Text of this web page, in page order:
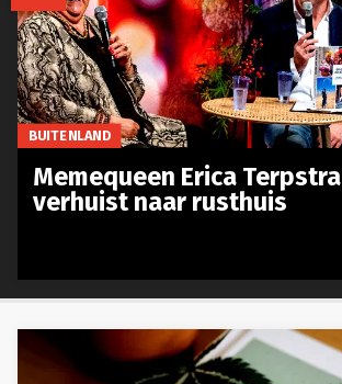
BUITENLAND
Memequeen Erica Terpstra
verhuist naar rusthuis